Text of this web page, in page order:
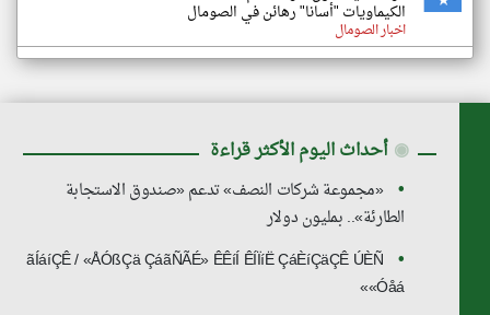
الكيماويات "أسانا" رهائن في الصومال
اخبار الصومال
◉ أحداث اليوم الأكثر قراءة
«مجموعة شركات النصف» تدعم «صندوق الاستجابة
الطارئة».. بمليون دولار
ãÍáíÇÊ / «ÅÓßÇä ÇáãÑÃÉ» ÊÊíÍ ÊÍÏíË ÇáÈíÇäÇÊ ÚÈÑ
«Óåá»